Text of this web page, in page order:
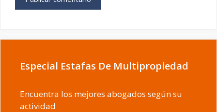
Especial Estafas De Multipropiedad
Encuentra los mejores abogados según su
actividad